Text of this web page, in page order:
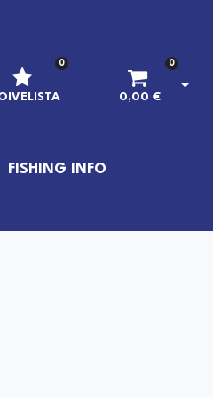
0 0
0,00 €
FISHING INFO